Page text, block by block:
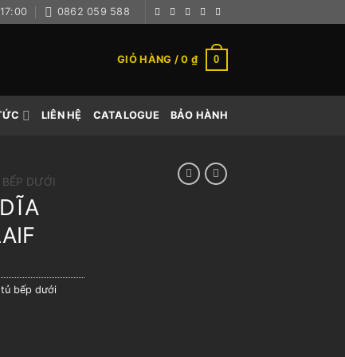
0862 059 588
GIỎ HÀNG /0 ₫ 0
LIÊN HỆ CATALOGUE BẢO HÀNH
DƯỚI
tủ bếp dưới